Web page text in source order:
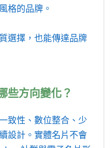
格的品牌。
選擇，也能傳達品牌
些方向變化？
致性、數位整合、少
設計。實體名片不會